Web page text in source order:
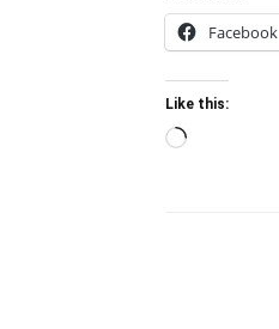
Facebook
Like this: